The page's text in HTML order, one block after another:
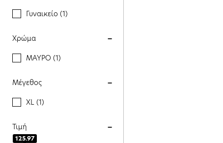
Γυναικείο (1)
Χρώμα
ΜΑΥΡΟ (1)
Μέγεθος
XL (1)
Τιμή
125.97